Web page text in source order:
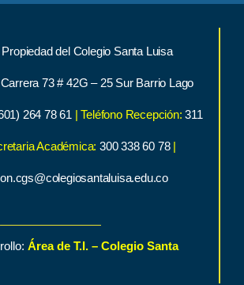
del Colegio Santa Luisa
Carrera 73 # 42G – 25 Sur Barrio Lago
264 78 61 | Teléfono Recepción: 311
Académica:300 338 60 78 |
Área de T.I. – Colegio Santa